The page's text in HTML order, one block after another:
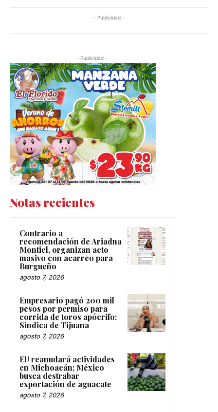
- Publicidad -
-Publicidad -
Notas recientes
Contrario a
recomendación de Ariadna
Montiel, organizan acto
masivo con acarreo para
Burgueño
agosto 7, 2026
Empresario pagó 200 mil
pesos por permiso para
corrida de toros apócrifo:
Sindica de Tijuana
agosto 7, 2026
EU reanudará actividades
en Michoacán; México
busca destrabar
exportación de aguacate
agosto 7, 2026